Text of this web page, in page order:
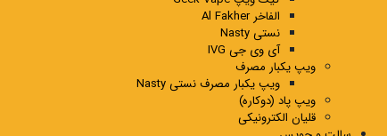
الفاخر Al Fakher
نستی Nasty
آی وی جی IVG
ویپ یکبار مصرف
ویپ یکبار مصرف نستی Nasty
ویپ پاد (دوکاره)
قلیان الکترونیکی